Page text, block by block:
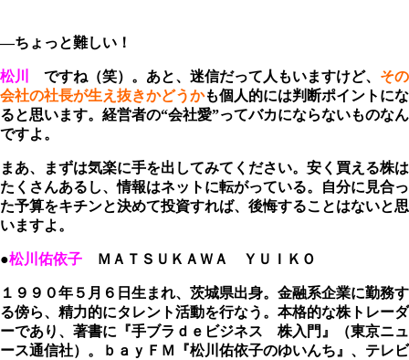
―ちょっと難しい！
松川 ですね（笑）。あと、迷信だって人もいますけど、 その
会社の社長が生え抜きかどうかも個人的には判断ポイントにな
ると思います。経営者の“会社愛”ってバカにならないものなん
ですよ。
まあ、まずは気楽に手を出してみてください。安く買える株は
たくさんあるし、情報はネットに転がっている。自分に見合っ
た予算をキチンと決めて投資すれば、後悔することはないと思
いますよ。
●松川佑依子 ＭＡＴＳＵＫＡＷＡ ＹＵＩＫＯ
１９９０年５月６日生まれ、茨城県出身。金融系企業に勤務す
る傍ら、精力的にタレント活動を行なう。本格的な株トレーダ
ーであり、著書に『手ブラｄｅビジネス 株入門』（東京ニュ
ース通信社）。ｂａｙＦＭ『松川佑依子のゆいんち』、テレビ